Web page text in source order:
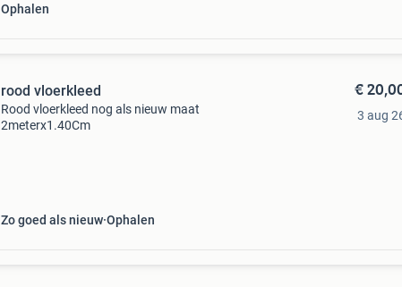
Ophalen
rood vloerkleed
Rood vloerkleed nog als nieuw maat
2meterx1.40Cm
Zo goed als nieuw Ophalen
€
3 aug